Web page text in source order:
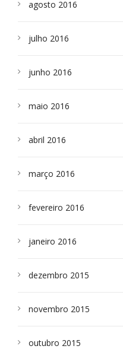
agosto 2016
julho 2016
junho 2016
maio 2016
abril 2016
março 2016
fevereiro 2016
janeiro 2016
dezembro 2015
novembro 2015
outubro 2015